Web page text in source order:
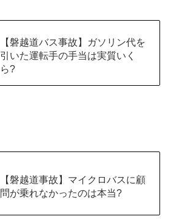
【磐越道バス事故】ガソリン代を
引いた運転手の手当は実質いく
ら?
【磐越道事故】マイクロバスに顧
問が乗れなかったのは本当?